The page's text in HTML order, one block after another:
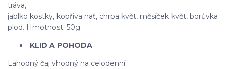
tráva,
jablko kostky, kopřiva nať, chrpa květ, měsíček květ, borůvka
plod. Hmotnost: 50g
KLID A POHODA
Lahodný čaj vhodný na celodenní